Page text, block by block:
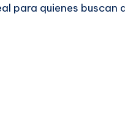
para quienes buscan